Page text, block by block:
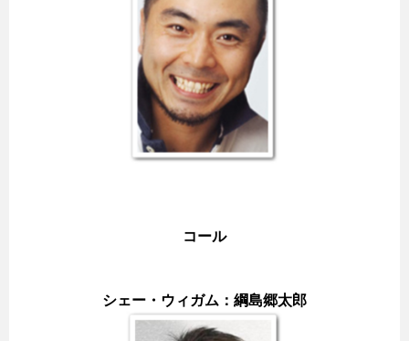
コール
シェー・ウィガム：綱島郷太郎